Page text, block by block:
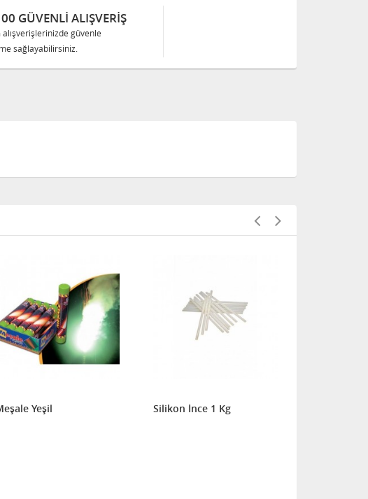
GÜVENLİ ALIŞVERİŞ
alışverişlerinizde güvenle
sağlayabilirsiniz.
Yeşil Silikon İnce 1 Kg